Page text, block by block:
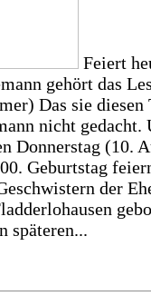
Feiert
gehört das
Das sie diesen
nicht gedacht.
Donnerstag (10.
Geburtstag
der
späteren...